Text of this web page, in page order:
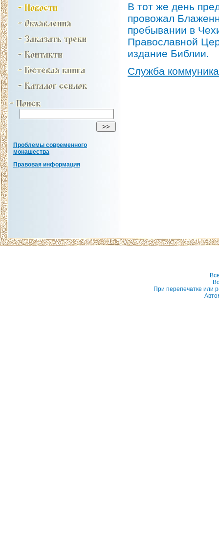
Проблемы современного
монашества
Правовая информация
В тот же день
провожал
пребывании в
Православной
издание Библии.
Служба
При перепечатке или